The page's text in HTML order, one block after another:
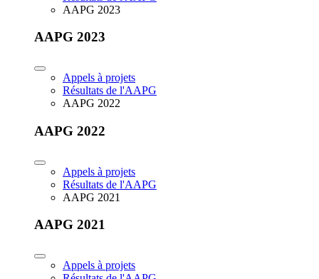
AAPG 2023
AAPG 2023
Appels à projets
Résultats de l'AAPG
AAPG 2022
AAPG 2022
Appels à projets
Résultats de l'AAPG
AAPG 2021
AAPG 2021
Appels à projets